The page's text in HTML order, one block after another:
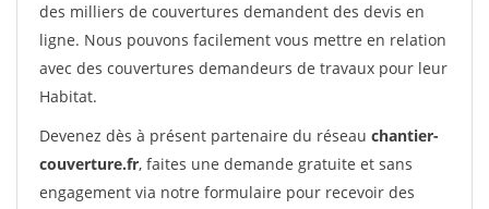
des milliers de couvertures demandent des devis en
ligne. Nous pouvons facilement vous mettre en relation
avec des couvertures demandeurs de travaux pour leur
Habitat.
Devenez dès à présent partenaire du réseau chantier-
couverture.fr, faites une demande gratuite et sans
engagement via notre formulaire pour recevoir des